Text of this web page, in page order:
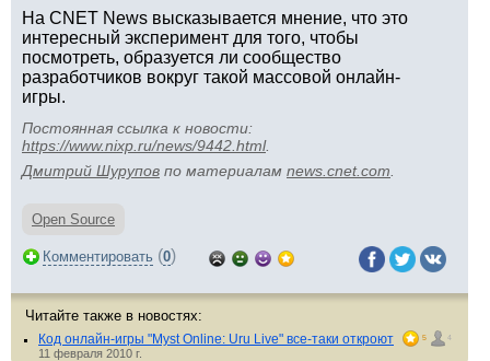
На CNET News высказывается мнение, что это
интересный эксперимент для того, чтобы
посмотреть, образуется ли сообщество
разработчиков вокруг такой массовой онлайн-
игры.
Постоянная ссылка к новости:
https://www.nixp.ru/news/9442.html.
Дмитрий Шурупов по материалам news.cnet.com
Open Source
Комментировать (0)
Читайте также в новостях:
Код онлайн-игры "Myst Online: Uru Live" все-таки откроют 5 4
11 февраля 2010 г.